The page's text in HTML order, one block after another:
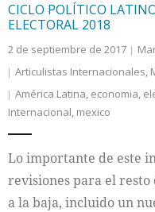
CICLO POLÍTICO
ELECTORAL 2018
2 de septiembre de 2017
Articulistas Internacionales,
América Latina, economia,
Internacional, mexico
Lo importante de este
revisiones para el
a la baja, incluido un